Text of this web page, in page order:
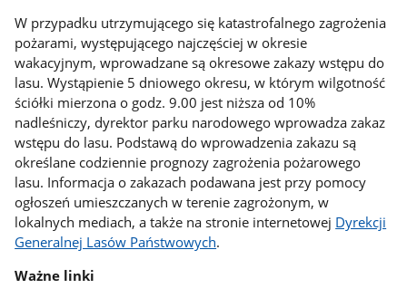
W przypadku utrzymującego się katastrofalnego zagrożenia
pożarami, występującego najczęściej w okresie
wakacyjnym, wprowadzane są okresowe zakazy wstępu do
lasu. Wystąpienie 5 dniowego okresu, w którym wilgotność
ściółki mierzona o godz. 9.00 jest niższa od 10%
nadleśniczy, dyrektor parku narodowego wprowadza zakaz
wstępu do lasu. Podstawą do wprowadzenia zakazu są
określane codziennie prognozy zagrożenia pożarowego
lasu. Informacja o zakazach podawana jest przy pomocy
ogłoszeń umieszczanych w terenie zagrożonym, w
lokalnych mediach, a także na stronie internetowej Dyrekcji
Generalnej Lasów Państwowych.
Ważne linki